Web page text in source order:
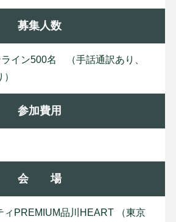
募集人数
イン500名 （手話通訳あり、
参加費用
会 場
ィPREMIUM品川HEART （東京